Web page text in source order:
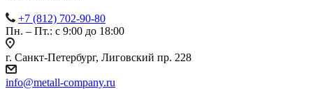
+7 (812) 702-90-80
Пн. – Пт.: с 9:00 до 18:00
г. Санкт-Петербург, Лиговский пр. 228
info@metall-company.ru